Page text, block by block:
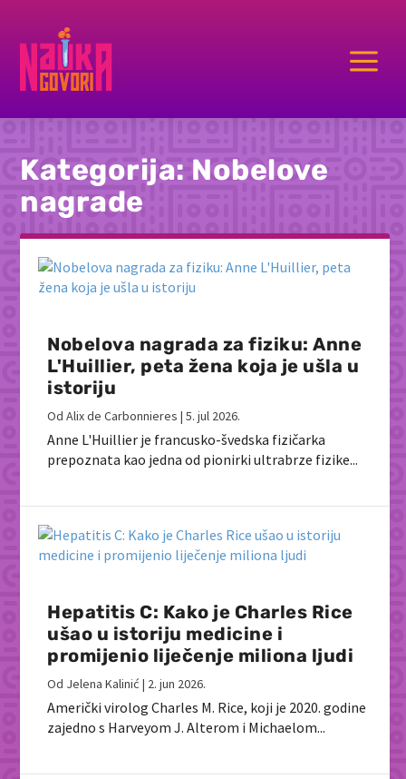
a
Kategorija: Nobelove
nagrade
Nobelova nagrada za fiziku: Anne
L'Huillier, peta žena koja je ušla u
istoriju
OdAlix de Carbonnieres |5. jul 2026.
Anne L'Huillier je francusko-švedska fizičarka
prepoznata kao jedna od pionirki ultrabrze fizike...
Hepatitis C: Kako je Charles Rice
ušao u istoriju medicine i
promijenio liječenje miliona ljudi
Od Jelena Kalinić | 2. jun 2026.
Američki virolog Charles M. Rice, koji je 2020. godine
zajedno s Harveyom J. Alterom i Michaelom...